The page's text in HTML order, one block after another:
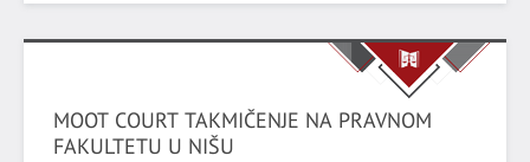
MOOT COURT TAKMIČENJE NA PRAVNOM
FAKULTETU U NIŠU